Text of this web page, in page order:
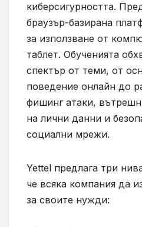
киберсигурността.
браузър-базирана
за използване от
таблет. Обученията
спектър от теми, от
поведение онлайн до
фишинг атаки,
на лични данни и
социални мрежи.
Yettel предлага три
че всяка компания да
за своите нужди: